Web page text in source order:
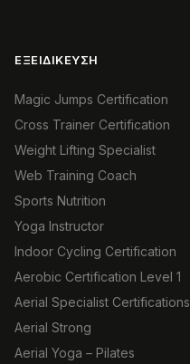
ΕΞΕΙΔΊΚΕΥΣΗ
Magic Jumps Certification
Cross Trainer Certification
Weight Lifting Specialist
Web Training Coach
Sports Nutrition
Yoga Instructor
Indoor Cycling Certification
Aerobic Certification Level 1
Aerial Specialist Certifications
Aerial Strong
Aerial Yoga – Pilates